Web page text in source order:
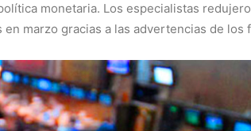
monetaria. Los especialistas
marzo gracias a las advertencias de los